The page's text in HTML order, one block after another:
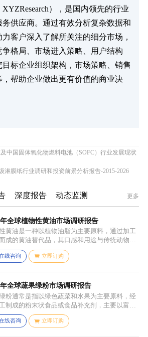
），是国内领先的行业
供应商。通过有效分析复杂数据和
客户深入了解所关注的细分市场，
格局、市场进入策略、用户结构
标企业组织架构，市场策略、销售
帮助企业做出更有价值的商业决
及中国固体氧化物燃料电池（SOFC）行业发展现状
淋膜纸行业调研和投资前景分析报告-2015-2026
深度报告 动态监测 更多
年全球植物性黄油市场调研报告
黄油是一种以植物油脂为主要原料，通过加工
成的黄油替代品，其口感和用途与传统动物黄
相似，常见的有大豆油、菜籽油、椰子油、棕
，这些植物油脂经过精炼、氢化或酯交换等工
、色素等，以改善口感、延长保质期和调整风
线咨询 立即订购
年全球蔬果绿粉市场调研报告
粉通常是指以绿色蔬菜和水果为主要原料，经
制成的粉末状食品或食品补充剂，主要以富含
、膳食纤维、维生素、矿物质等营养成分的绿
和水果为原料，常见的包括菠菜、羽衣甘蓝、
线咨询 立即订购